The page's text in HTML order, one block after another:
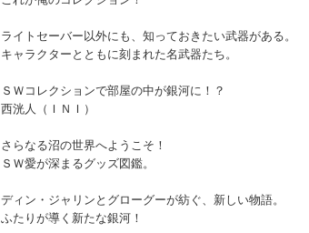
ライトセーバー以外にも、知っておきたい武器がある。
キャラクターとともに刻まれた名武器たち。
ＳＷコレクションで部屋の中が銀河に！？
西洸人（ＩＮＩ）
さらなる沼の世界へようこそ！
ＳＷ愛が深まるグッズ図鑑。
ディン・ジャリンとグローグーが紡ぐ、新しい物語。
ふたりが導く新たな銀河！